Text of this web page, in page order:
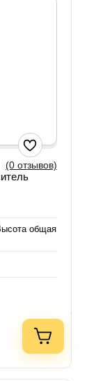
(0 отзывов)
общая